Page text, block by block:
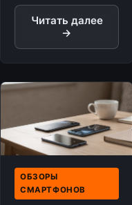
Читать далее
→
ОБЗОРЫ
СМАРТФОНОВ